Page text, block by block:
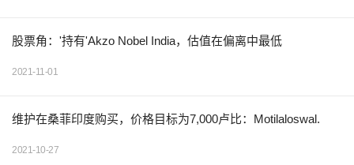
股票角：'持有'Akzo Nobel India，估值在偏离中最低
2021-11-01
维护在桑菲印度购买，价格目标为7,000卢比：Motilaloswal.
2021-10-27